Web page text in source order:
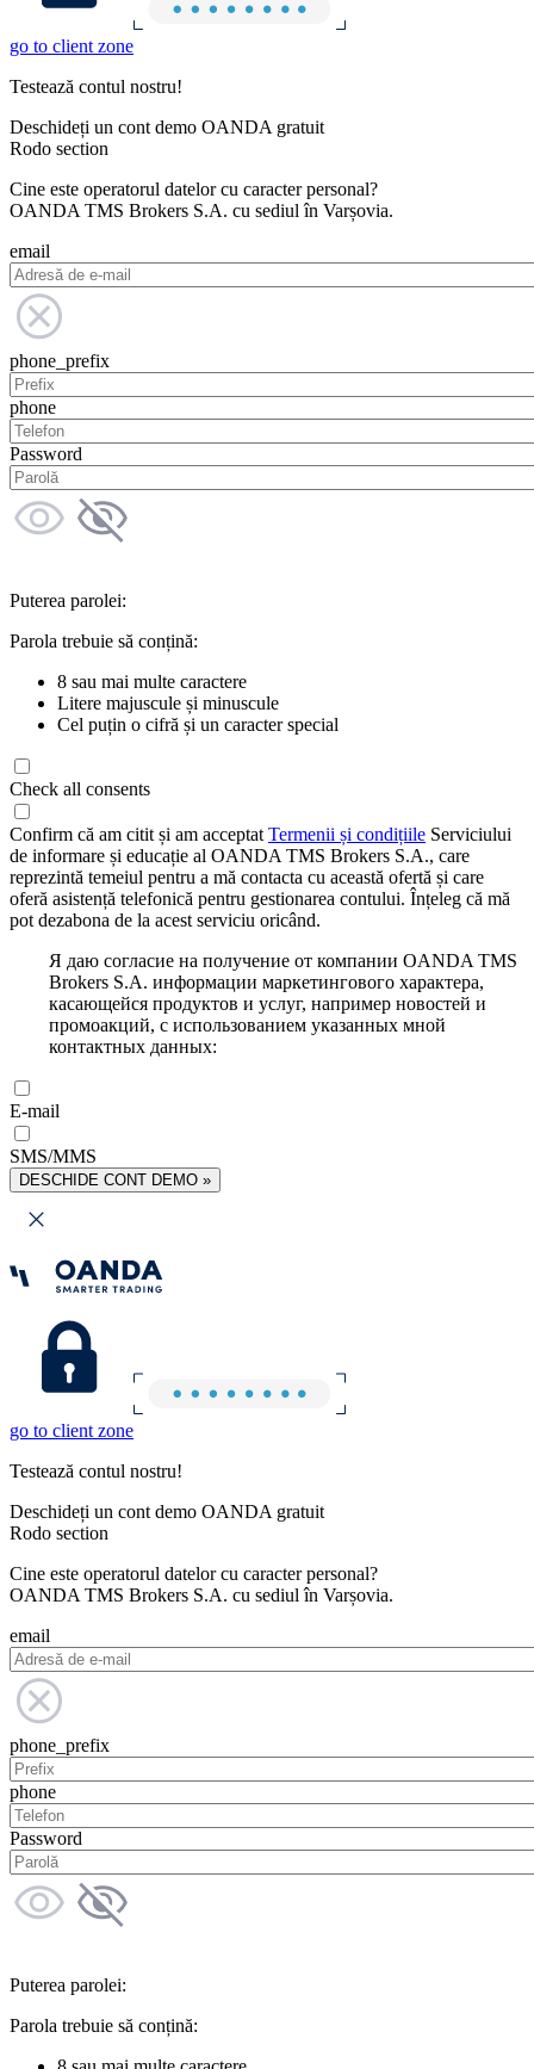
go to client zone
Testează contul nostru!
Deschideți un cont demo OANDA gratuit
Rodo section
Cine este operatorul datelor cu caracter personal?
OANDA TMS Brokers S.A. cu sediul în Varșovia.
email
phone_prefix
phone
Password
Puterea parolei:
Parola trebuie să conțină:
8 sau mai multe caractere
Litere majuscule și minuscule
Cel puțin o cifră și un caracter special
Check all consents
Confirm că am citit și am acceptat Termenii și condițiile Serviciului
de informare și educație al OANDA TMS Brokers S.A., care
reprezintă temeiul pentru a mă contacta cu această ofertă și care
oferă asistență telefonică pentru gestionarea contului. Înțeleg că mă
pot dezabona de la acest serviciu oricând.
Я даю согласие на получение от компании OANDA TMS
Brokers S.A. информации маркетингового характера,
касающейся продуктов и услуг, например новостей и
промоакций, с использованием указанных мной
контактных данных:
E-mail
SMS/MMS
DESCHIDE CONT DEMO »
go to client zone
Testează contul nostru!
Deschideți un cont demo OANDA gratuit
Rodo section
Cine este operatorul datelor cu caracter personal?
OANDA TMS Brokers S.A. cu sediul în Varșovia.
email
phone_prefix
phone
Password
Puterea parolei:
Parola trebuie să conțină: